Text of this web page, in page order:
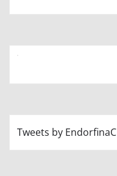
Tweets by EndorfinaC